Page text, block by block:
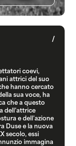
/
coevi,
attrici del suo
hanno cercato
sua voce, ha
che a questo
dell’attrice
e dell’azione
Duse e la nuova
secolo, essi
immagina